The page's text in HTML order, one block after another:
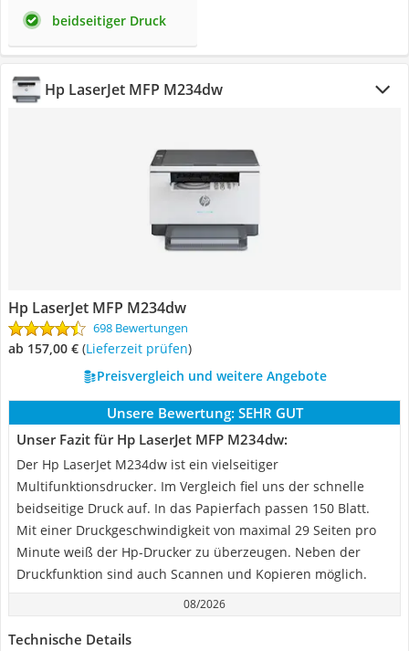
beidseitiger Druck
Hp LaserJet MFP M234dw
Hp LaserJet MFP M234dw
698 Bewertungen
ab 157,00 € (Lieferzeit prüfen)
Preisvergleich und weitere Angebote
Unsere Bewertung: SEHR GUT
Unser Fazit für Hp LaserJet MFP M234dw:
Der Hp LaserJet M234dw ist ein vielseitiger
Multifunktionsdrucker. Im Vergleich fiel uns der schnelle
beidseitige Druck auf. In das Papierfach passen 150 Blatt.
Mit einer Druckgeschwindigkeit von maximal 29 Seiten pro
Minute weiß der Hp-Drucker zu überzeugen. Neben der
Druckfunktion sind auch Scannen und Kopieren möglich.
08/2026
Technische Details